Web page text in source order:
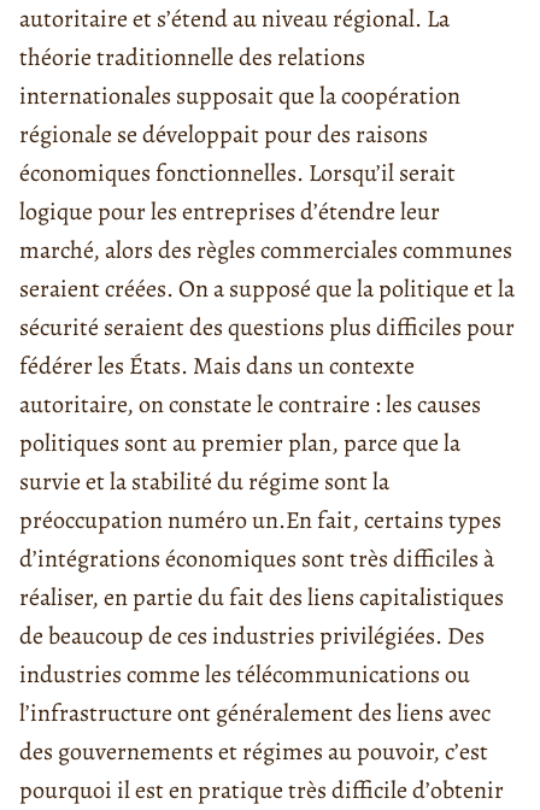
autoritaire et s’étend au niveau régional. La
théorie traditionnelle des relations
internationales supposait que la coopération
régionale se développait pour des raisons
économiques fonctionnelles. Lorsqu’il serait
logique pour les entreprises d’étendre leur
marché, alors des règles commerciales communes
seraient créées. On a supposé que la politique et la
sécurité seraient des questions plus difficiles pour
fédérer les États. Mais dans un contexte
autoritaire, on constate le contraire : les causes
politiques sont au premier plan, parce que la
survie et la stabilité du régime sont la
préoccupation numéro un.En fait, certains types
d’intégrations économiques sont très difficiles à
réaliser, en partie du fait des liens capitalistiques
de beaucoup de ces industries privilégiées. Des
industries comme les télécommunications ou
l’infrastructure ont généralement des liens avec
des gouvernements et régimes au pouvoir, c’est
pourquoi il est en pratique très difficile d’obtenir